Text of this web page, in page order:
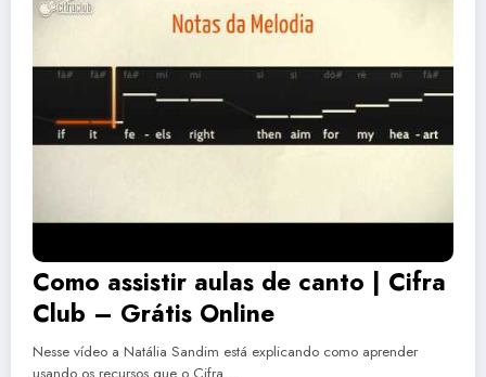
Como assistir aulas de canto | Cifra
Club – Grátis Online
Nesse vídeo a Natália Sandim está explicando como aprender